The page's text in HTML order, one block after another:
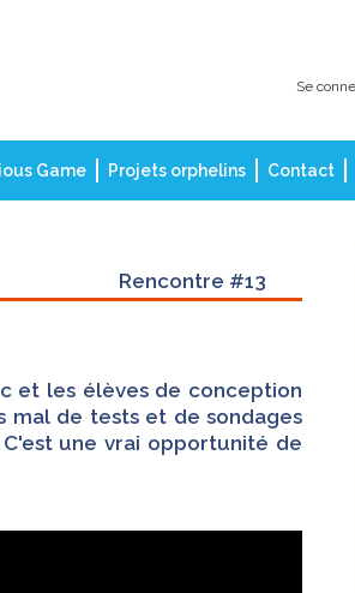
Se
Game Projets orphelins Contact
Rencontre #13
et les élèves de conception
mal de tests et de sondages
une vrai opportunité de